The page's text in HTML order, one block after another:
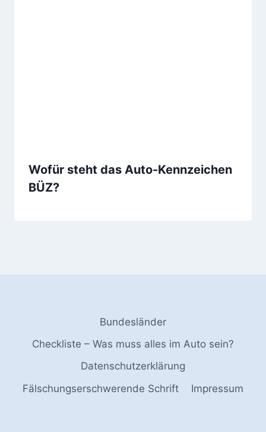
Wofür steht das Auto-Kennzeichen
BÜZ?
Bundesländer
Checkliste – Was muss alles im Auto sein?
Datenschutzerklärung
Fälschungserschwerende Schrift
Impressum